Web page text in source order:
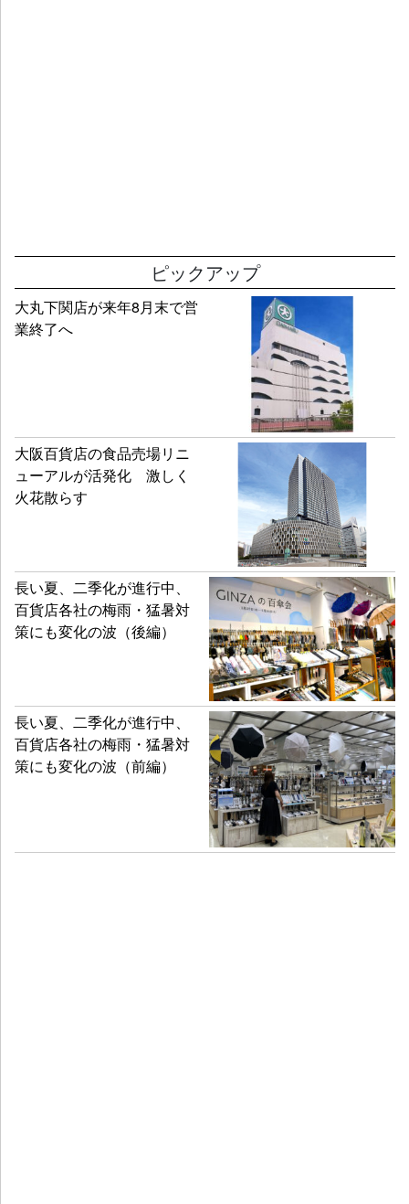
ピックアップ
大丸下関店が来年8月末で営
業終了へ
大阪百貨店の食品売場リニ
ューアルが活発化 激しく
火花散らす
長い夏、二季化が進行中、
百貨店各社の梅雨・猛暑対
策にも変化の波（後編）
長い夏、二季化が進行中、
百貨店各社の梅雨・猛暑対
策にも変化の波（前編）